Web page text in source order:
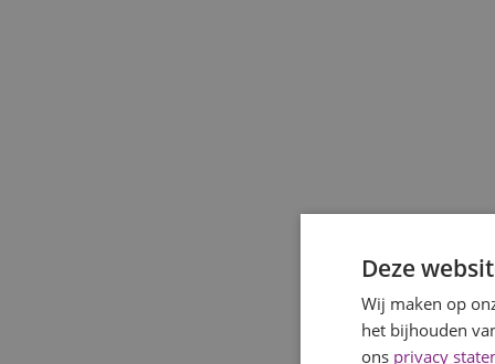
Deze
Wij maken op
het bijhouden
ons privacy